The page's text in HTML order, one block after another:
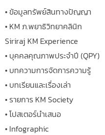
• ข้อมูลทรัพย์สินทางปัญญา
• KM ภ.พยาธิวิทยาคลินิก
Siriraj KM Experience
• บุคคลคุณภาพประจำปี (QPY)
• บทความการจัดการความรู้
• บทเรียนและเรื่องเล่า
• รายการ KM Society
• โปสเตอร์นำเสนอ
• Infographic